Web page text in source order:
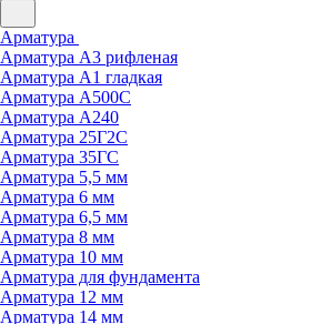
Арматура
Арматура А3 рифленая
Арматура А1 гладкая
Арматура А500С
Арматура А240
Арматура 25Г2С
Арматура 35ГС
Арматура 5,5 мм
Арматура 6 мм
Арматура 6,5 мм
Арматура 8 мм
Арматура 10 мм
Арматура для фундамента
Арматура 12 мм
Арматура 14 мм